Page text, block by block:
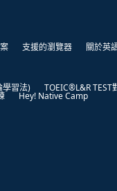
支援的瀏覽器 關於英
習法) TOEIC®L&R TEST
Hey! Native Camp